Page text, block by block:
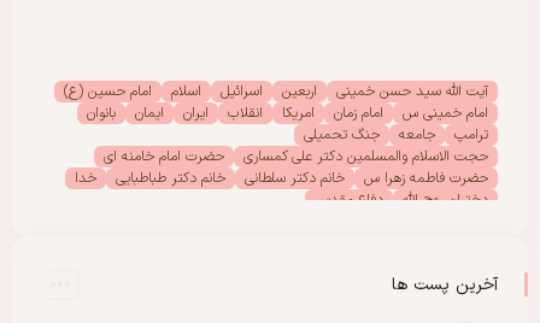
آیت الله سید حسن خمینی اربعین اسرائیل اسلام
امام حسین (ع)
امام خمینی س
امام زمان امریکا انقلاب ایران ایمان
بانوان
ترامپ
جامعه
جنگ تحمیلی
حجت الاسلام والمسلمین دکتر علی کمساری
حضرت امام خامنه ای
حضرت فاطمه زهرا س
خانم دکتر سلطانی خانم دکتر طباطبایی
خدا
دختران روح الله
دفاع مقدس
مادران شهدا
مجمع دختران روح اللهآخرین پست ها